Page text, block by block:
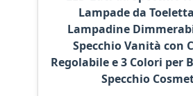
Lampade da
Lampadine
Specchio Vanità con
Regolabile e 3 Colori per
Specchio